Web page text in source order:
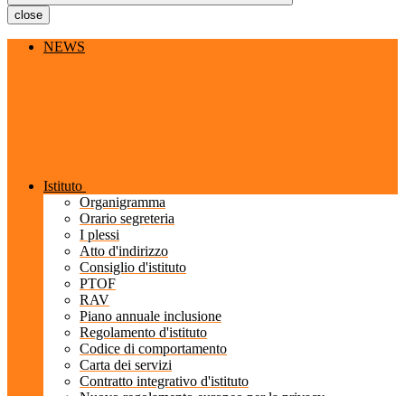
close
NEWS
Istituto
Organigramma
Orario segreteria
I plessi
Atto d'indirizzo
Consiglio d'istituto
PTOF
RAV
Piano annuale inclusione
Regolamento d'istituto
Codice di comportamento
Carta dei servizi
Contratto integrativo d'istituto